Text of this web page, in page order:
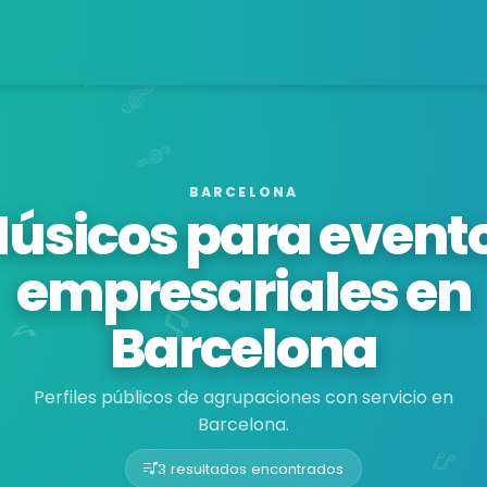
BARCELONA
para
empresariales en
Barcelona
Perfiles públicos de agrupaciones con servicio en
Barcelona.
3 resultados encontrados